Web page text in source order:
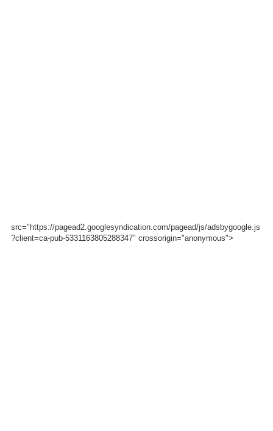
src="https://pagead2.googlesyndication.com/pagead/js/adsbygoogle.js
?client=ca-pub-5331163805288347" crossorigin="anonymous">